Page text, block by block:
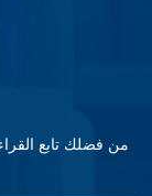
من فضلك تابع